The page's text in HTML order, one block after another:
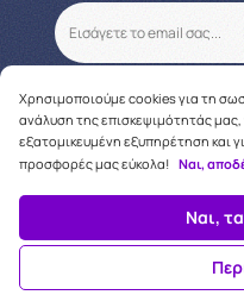
Χρησιμοποιούμε cookies για τη
ανάλυση της επισκεψιμότητάς
εξατομικευμένη εξυπηρέτηση και
προσφορές μας εύκολα! Ναι,
Ναι,